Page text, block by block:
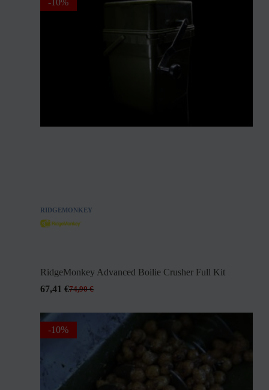
-10%
RIDGEMONKEY
RidgeMonkey Advanced Boilie Crusher Full Kit
74,90€
67,41 €
-10%